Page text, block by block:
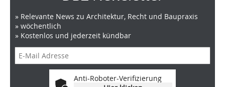
» Relevante News zu Architektur, Recht und Baupraxis
» wöchentlich
» Kostenlos und jederzeit kündbar
Anti-Roboter-Verifizierung